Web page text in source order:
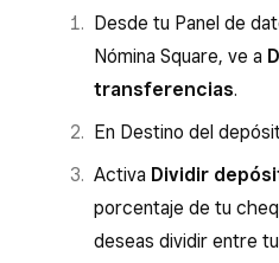
Desde tu Panel de
Nómina Square, ve a
transferencias.
En Destino del
Activa Dividir
porcentaje de tu
deseas dividir entre